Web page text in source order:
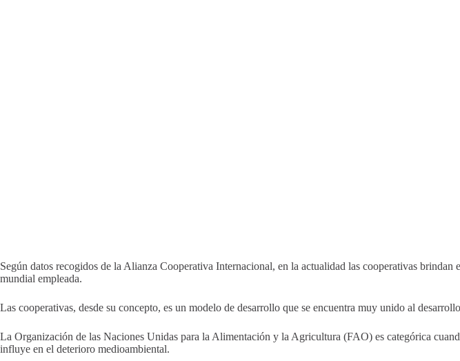
Según datos recogidos de la Alianza Cooperativa Internacional, en la actualidad las cooperativas
mundial empleada.
Las cooperativas, desde su concepto, es un modelo de desarrollo que se encuentra muy unido al
La Organización de las Naciones Unidas para la Alimentación y la Agricultura (FAO) es categórica
influye en el deterioro medioambiental.